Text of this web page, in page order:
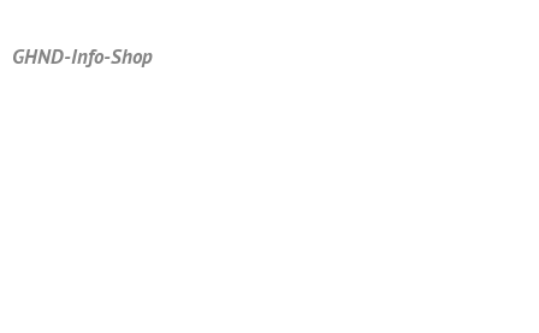
GHND-Info-Shop